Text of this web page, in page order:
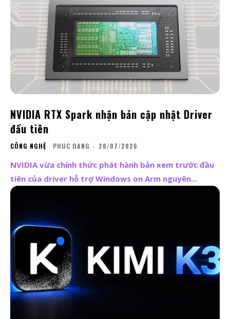
NVIDIA RTX Spark nhận bản cập nhật Driver
đầu tiên
CÔNG NGHỆ PHUC DANG - 20/07/2026
NVIDIA vừa chính thức phát hành bản xem trước đầu
tiên của driver hỗ trợ Windows on Arm nguyên...